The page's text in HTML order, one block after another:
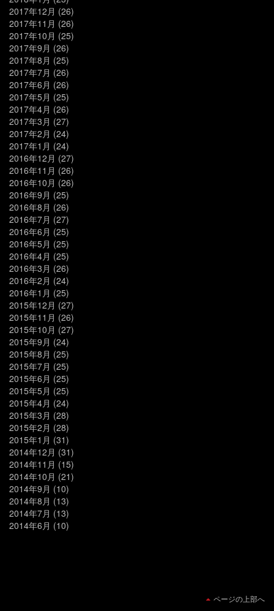
2017年12月 (26)
2017年11月 (26)
2017年10月 (25)
2017年9月 (26)
2017年8月 (25)
2017年7月 (26)
2017年6月 (26)
2017年5月 (25)
2017年4月 (26)
2017年3月 (27)
2017年2月 (24)
2017年1月 (24)
2016年12月 (27)
2016年11月 (26)
2016年10月 (26)
2016年9月 (25)
2016年8月 (26)
2016年7月 (27)
2016年6月 (25)
2016年5月 (25)
2016年4月 (25)
2016年3月 (26)
2016年2月 (24)
2016年1月 (25)
2015年12月 (27)
2015年11月 (26)
2015年10月 (27)
2015年9月 (24)
2015年8月 (25)
2015年7月 (25)
2015年6月 (25)
2015年5月 (25)
2015年4月 (24)
2015年3月 (28)
2015年2月 (28)
2015年1月 (31)
2014年12月 (31)
2014年11月 (15)
2014年10月 (21)
2014年9月 (10)
2014年8月 (13)
2014年7月 (13)
2014年6月 (10)
ページの上部へ